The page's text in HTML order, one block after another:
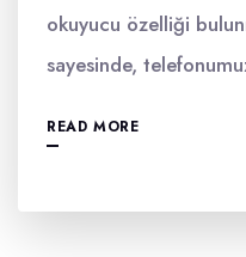
okuyucu özelliği
sayesinde,
READ MORE